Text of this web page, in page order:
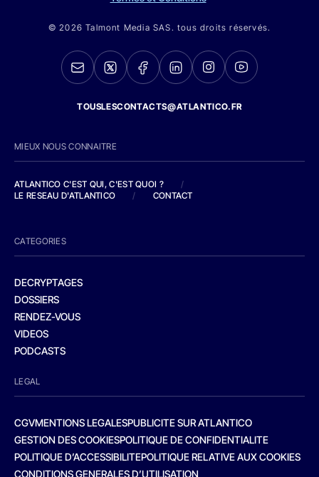
© 2026 Talmont Media SAS. tous droits réservés.
TOUSLESCONTACTS@ATLANTICO.FR
MIEUX NOUS CONNAITRE
ATLANTICO C'EST QUI, C'EST QUOI ?
/
LE RESEAU D'ATLANTICO
/ CONTACT
CATEGORIES
DECRYPTAGES
DOSSIERS
RENDEZ-VOUS
VIDEOS
PODCASTS
LEGAL
CGVMENTIONS LEGALESPUBLICITE SUR ATLANTICO
GESTION DES COOKIESPOLITIQUE DE CONFIDENTIALITE
POLITIQUE D’ACCESSIBILITEPOLITIQUE RELATIVE AUX COOKIES
CONDITIONS GENERALES D’UTILISATION